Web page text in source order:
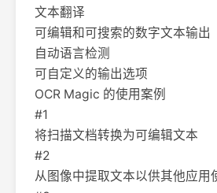
文本翻译
可编辑和可搜索的数字文本输出
自动语言检测
可自定义的输出选项
OCR Magic 的使用案例
#1
将扫描文档转换为可编辑文本
#2
从图像中提取文本以供其他应用